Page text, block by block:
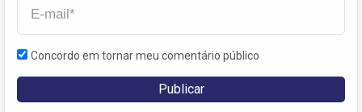
Concordo em tornar meu comentário público